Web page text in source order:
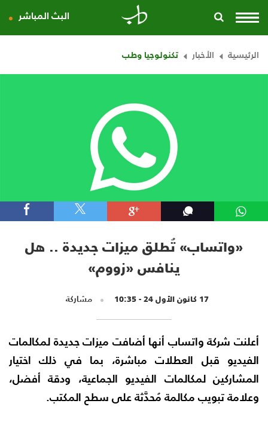
البث المباشر
الرئيسية الأخبار تكنولوجيا وطب
«واتساب» تُطلق ميزات جديدة .. هل
ينافس «زووم»
17 كانون الأول 24 - 10:35 مشاركة
أعلنت شركة واتساب أنها أضافت ميزات جديدة لمكالمات
الفيديو قبل العطلات مباشرة، بما في ذلك اختيار
المشاركين لمكالمات الفيديو الجماعية، ودقة أفضل،
وعلامة تبويب مكالمة مُحدَّثة على سطح المكتب.